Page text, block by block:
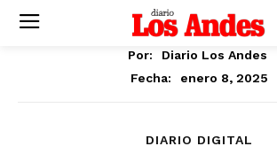
Por:
Diario Los Andes
Fecha:
enero 8, 2025
DIARIO DIGITAL